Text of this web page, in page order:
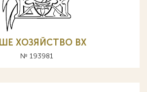
ХОЗЯЙСТВО ВХ
№ 193981